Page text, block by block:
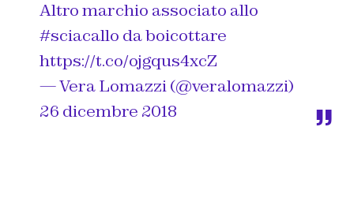
Altro marchio associato allo
#sciacallo da boicottare
https://t.co/ojgqus4xcZ
— Vera Lomazzi (@veralomazzi)
26 dicembre 2018